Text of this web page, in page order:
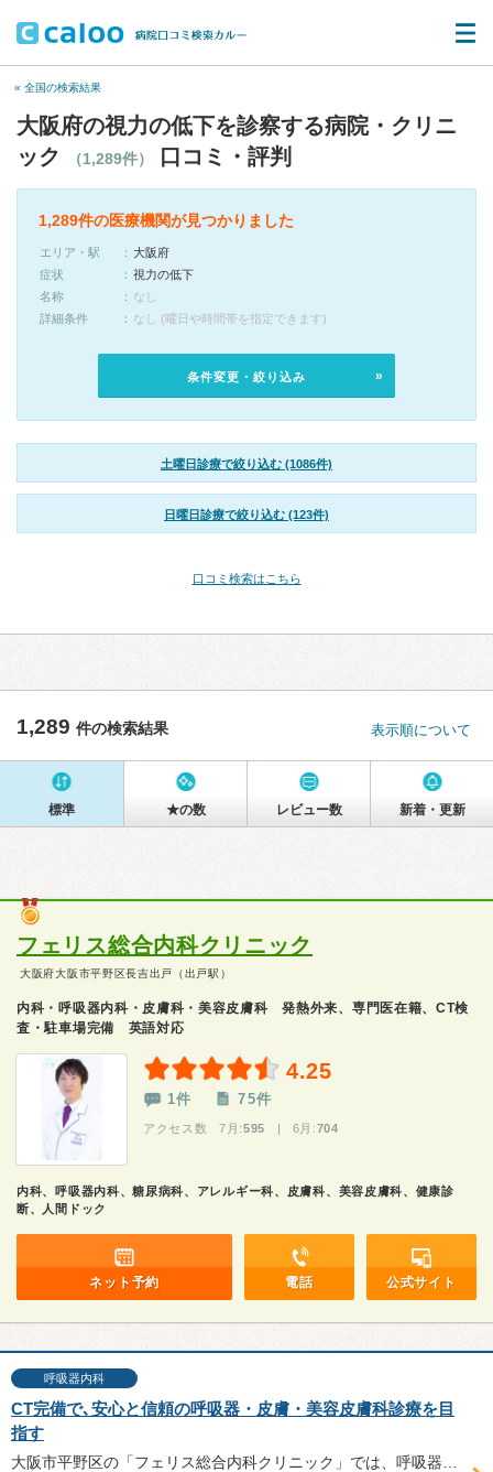
« 全国の検索結果
大阪府の視力の低下を診察する病院・クリニ
ック
（1,289件） 口コミ・評判
1,289件の医療機関が見つかりました
エリア・駅
大阪府
症状
視力の低下
名称
なし
詳細条件
なし (曜日や時間帯を指定できます)
条件変更・絞り込み
土曜日診療で絞り込む (1086件)
日曜日診療で絞り込む (123件)
口コミ検索はこちら
1,289 件の検索結果 表示順について
標準 ★の数 レビュー数 新着・更新
フェリス総合内科クリニック
大阪府大阪市平野区長吉出戸（出戸駅）
内科・呼吸器内科・皮膚科・美容皮膚科 発熱外来、専門医在籍、CT検
査・駐車場完備 英語対応
4.25
1件 75件
アクセス数 7月:595 | 6月:704
内科、呼吸器内科、糖尿病科、アレルギー科、皮膚科、美容皮膚科、健康診
断、人間ドック
ネット予約 電話 公式サイト
呼吸器内科
CT完備で､安心と信頼の呼吸器・皮膚・美容皮膚科診療を目
指す